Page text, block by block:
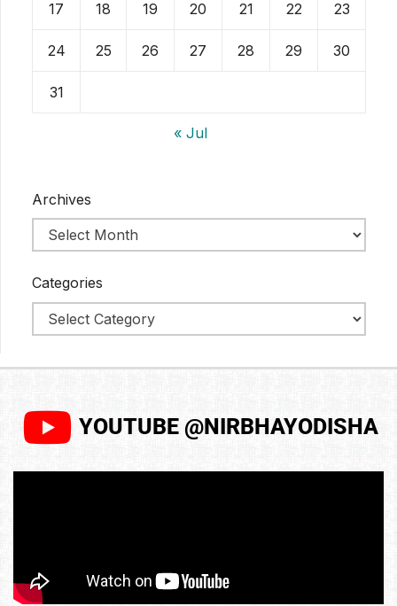
17 18 19 20 21 22 23
24 25 26 27 28 29 30
31
« Jul
Archives
Categories
YOUTUBE @NIRBHAYODISHA